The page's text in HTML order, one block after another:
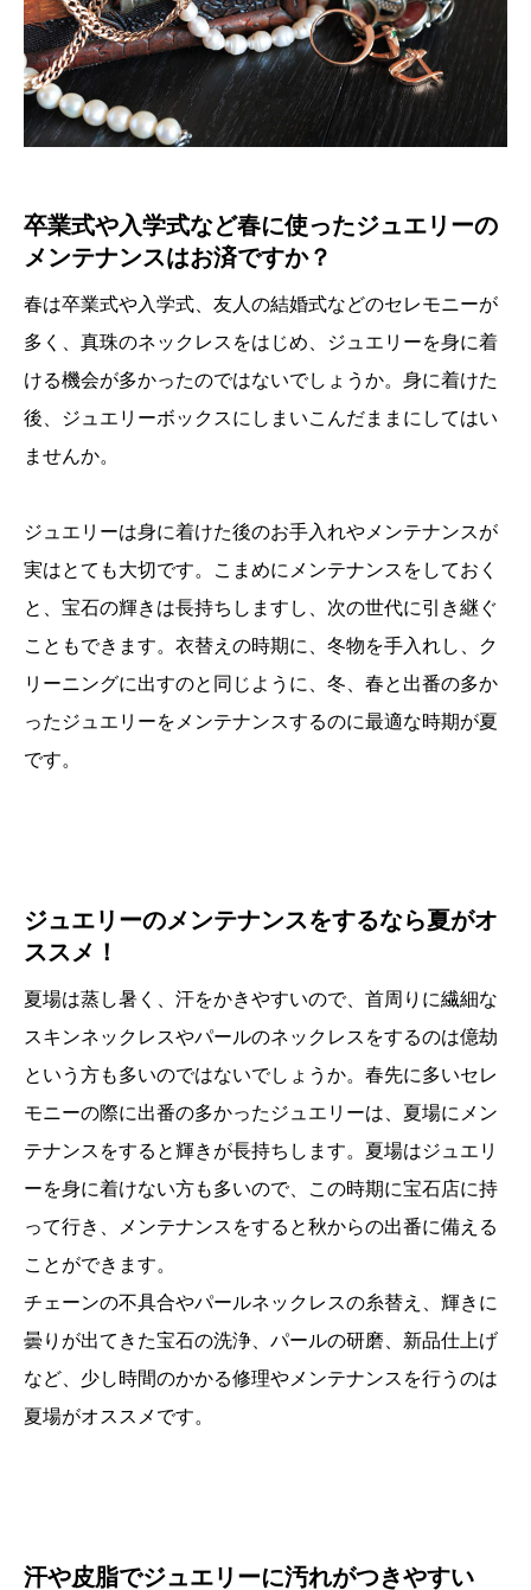
卒業式や入学式など春に使ったジュエリーの
メンテナンスはお済ですか？
春は卒業式や入学式、友人の結婚式などのセレモニーが
多く、真珠のネックレスをはじめ、ジュエリーを身に着
ける機会が多かったのではないでしょうか。身に着けた
後、ジュエリーボックスにしまいこんだままにしてはい
ませんか。
ジュエリーは身に着けた後のお手入れやメンテナンスが
実はとても大切です。こまめにメンテナンスをしておく
と、宝石の輝きは長持ちしますし、次の世代に引き継ぐ
こともできます。衣替えの時期に、冬物を手入れし、ク
リーニングに出すのと同じように、冬、春と出番の多か
ったジュエリーをメンテナンスするのに最適な時期が夏
です。
ジュエリーのメンテナンスをするなら夏がオ
ススメ！
夏場は蒸し暑く、汗をかきやすいので、首周りに繊細な
スキンネックレスやパールのネックレスをするのは億劫
という方も多いのではないでしょうか。春先に多いセレ
モニーの際に出番の多かったジュエリーは、夏場にメン
テナンスをすると輝きが長持ちします。夏場はジュエリ
ーを身に着けない方も多いので、この時期に宝石店に持
って行き、メンテナンスをすると秋からの出番に備える
ことができます。
チェーンの不具合やパールネックレスの糸替え、輝きに
曇りが出てきた宝石の洗浄、パールの研磨、新品仕上げ
など、少し時間のかかる修理やメンテナンスを行うのは
夏場がオススメです。
汗や皮脂でジュエリーに汚れがつきやすい